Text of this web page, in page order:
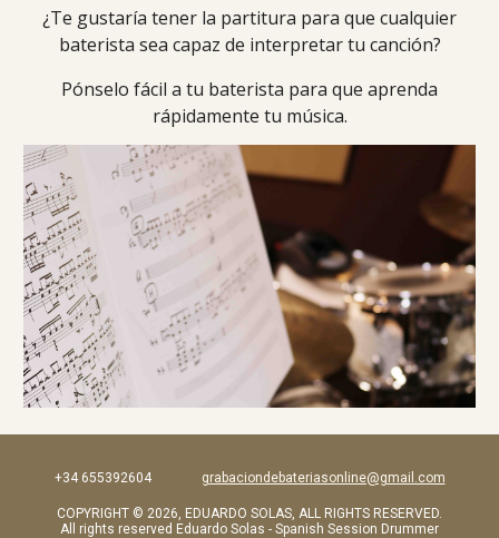
¿Te gustaría tener la partitura para que cualquier
baterista sea capaz de interpretar tu canción?
Pónselo fácil a tu baterista para que aprenda
rápidamente tu música.
+34 655392604 grabaciondebateriasonline@gmail.com
COPYRIGHT © 2026, EDUARDO SOLAS, ALL RIGHTS RESERVED.
All rights reserved Eduardo Solas - Spanish Session Drummer